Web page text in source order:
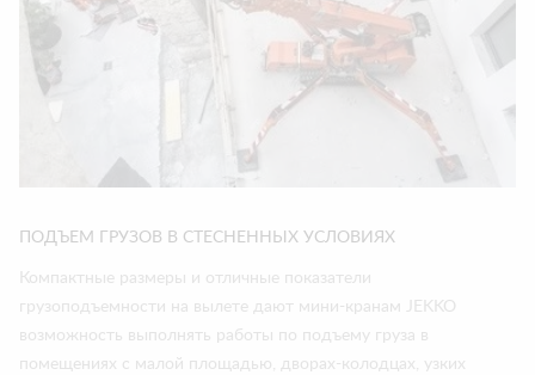
ПОДЪЕМ ГРУЗОВ В СТЕСНЕННЫХ УСЛОВИЯХ
Компактные размеры и отличные показатели
грузоподъемности на вылете дают мини-кранам JEKKO
возможность выполнять работы по подъему груза в
помещениях с малой площадью, дворах-колодцах, узких